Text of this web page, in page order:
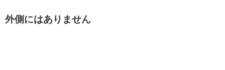
外側にはありません